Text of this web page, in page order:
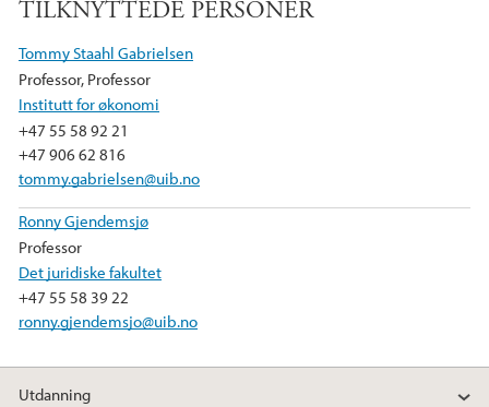
TILKNYTTEDE PERSONER
Tommy Staahl Gabrielsen
Professor, Professor
Institutt for økonomi
+47 55 58 92 21
+47 906 62 816
tommy.gabrielsen@uib.no
Ronny Gjendemsjø
Professor
Det juridiske fakultet
+47 55 58 39 22
ronny.gjendemsjo@uib.no
Utdanning